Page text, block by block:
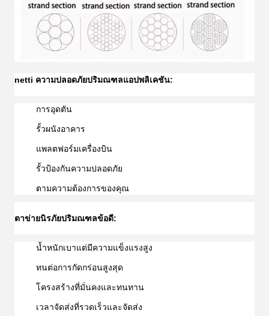
netti ความปลอดภัยปริมณฑลแอปพลิเคชัน:
การอุดตัน
รั้วผนังอาคาร
แพลตฟอร์มเครื่องบิน
รั้วป้องกันความปลอดภัย
ตามความต้องการของคุณ
ตาข่ายนิรภัยปริมณฑลข้อดี:
น้ำหนักเบาแต่มีความแข็งแรงสูง
ทนต่อการกัดกร่อนสูงสุด
โครงสร้างที่มั่นคงและทนทาน
เวลาจัดส่งที่รวดเร็วและจัดส่ง